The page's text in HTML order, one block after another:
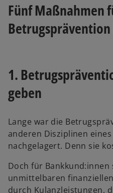
Fünf Maßnahmen
1.
geben
Lange war die
anderen Disziplinen
nachgelagert. Denn sie
Doch für Bankkund:innen
unmittelbaren
durch Kulanzleistungen,